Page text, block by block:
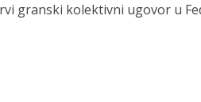
granski kolektivni ugovor u